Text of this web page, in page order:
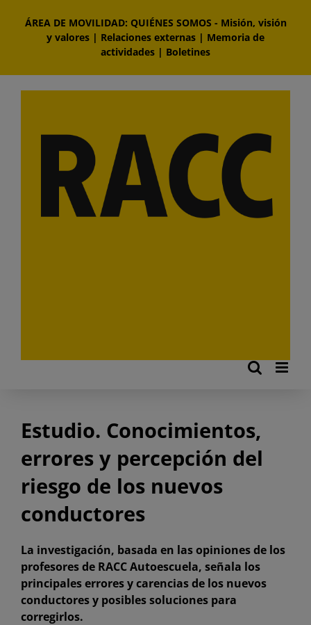
contenido
ÁREA DE MOVILIDAD: QUIÉNES SOMOS - Misión, visión
y valores | Relaciones externas | Memoria de
actividades | Boletines
Estudio. Conocimientos,
errores y percepción del
riesgo de los nuevos
conductores
La investigación, basada en las opiniones de los
profesores de RACC Autoescuela, señala los
principales errores y carencias de los nuevos
conductores y posibles soluciones para
corregirlos.